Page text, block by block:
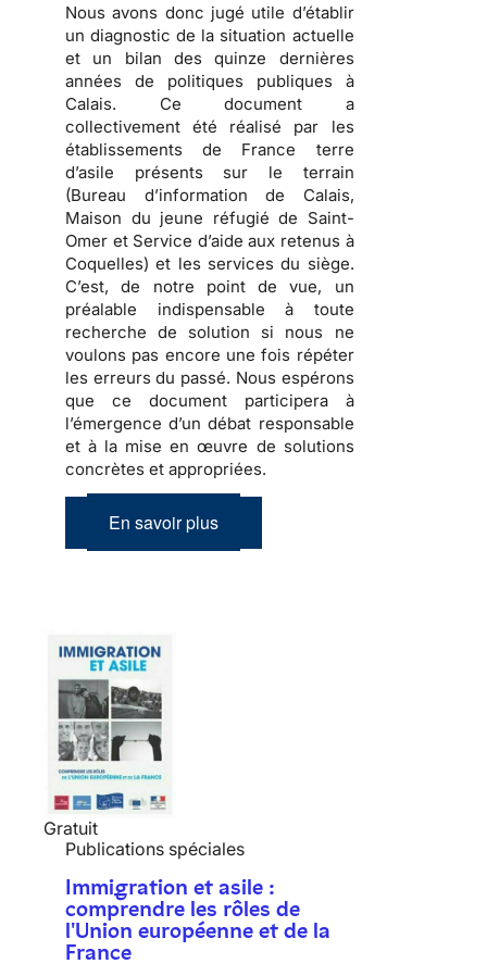
Nous avons donc jugé utile d’établir
un diagnostic de la situation actuelle
et un bilan des quinze dernières
années de politiques publiques à
Calais. Ce document a
collectivement été réalisé par les
établissements de France terre
d’asile présents sur le terrain
(Bureau d’information de Calais,
Maison du jeune réfugié de Saint-
Omer et Service d’aide aux retenus à
Coquelles) et les services du siège.
C’est, de notre point de vue, un
préalable indispensable à toute
recherche de solution si nous ne
voulons pas encore une fois répéter
les erreurs du passé. Nous espérons
que ce document participera à
l’émergence d’un débat responsable
et à la mise en œuvre de solutions
concrètes et appropriées.
En savoir plus
Gratuit
Publications spéciales
Immigration et asile :
comprendre les rôles de
l'Union européenne et de la
France